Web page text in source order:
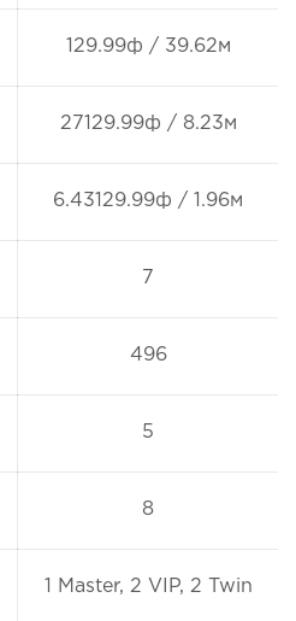
129.99ф / 39.62м
27129.99ф / 8.23м
6.43129.99ф / 1.96м
7
496
5
8
1 Master, 2 VIP, 2 Twin